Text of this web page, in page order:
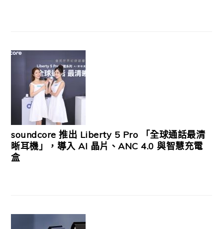
soundcore 推出 Liberty 5 Pro 「全球通話最清
晰耳機」，導入 AI 晶片、ANC 4.0 與智慧充電
盒